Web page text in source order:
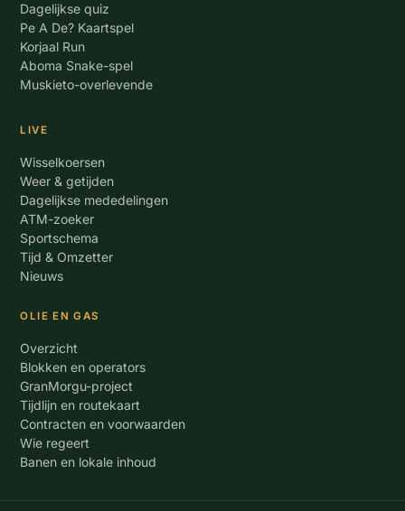
Dagelijkse quiz
Pe A De? Kaartspel
Korjaal Run
Aboma Snake-spel
Muskieto-overlevende
LIVE
Wisselkoersen
Weer & getijden
Dagelijkse mededelingen
ATM-zoeker
Sportschema
Tijd & Omzetter
Nieuws
OLIE EN GAS
Overzicht
Blokken en operators
GranMorgu-project
Tijdlijn en routekaart
Contracten en voorwaarden
Wie regeert
Banen en lokale inhoud